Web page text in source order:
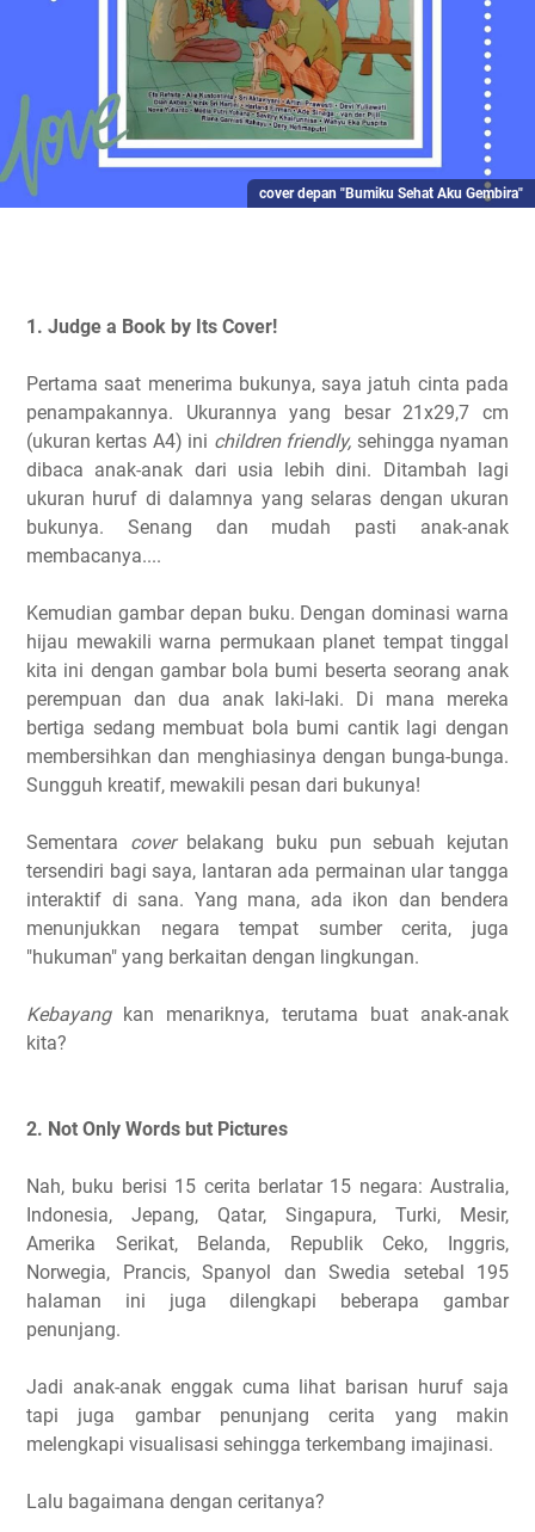
cover depan "Bumiku Sehat Aku Gembira"
1. Judge a Book by Its Cover!
Pertama saat menerima bukunya, saya jatuh cinta pada
penampakannya. Ukurannya yang besar 21x29,7 cm
(ukuran kertas A4) ini children friendly, sehingga nyaman
dibaca anak-anak dari usia lebih dini. Ditambah lagi
ukuran huruf di dalamnya yang selaras dengan ukuran
bukunya. Senang dan mudah pasti anak-anak
membacanya....
Kemudian gambar depan buku. Dengan dominasi warna
hijau mewakili warna permukaan planet tempat tinggal
kita ini dengan gambar bola bumi beserta seorang anak
perempuan dan dua anak laki-laki. Di mana mereka
bertiga sedang membuat bola bumi cantik lagi dengan
membersihkan dan menghiasinya dengan bunga-bunga.
Sungguh kreatif, mewakili pesan dari bukunya!
Sementara coverbelakang buku pun sebuah kejutan
tersendiri bagi saya, lantaran ada permainan ular tangga
interaktif di sana. Yang mana, ada ikon dan bendera
menunjukkan negara tempat sumber cerita, juga
"hukuman" yang berkaitan dengan lingkungan.
Kebayangkan menariknya, terutama buat anak-anak
kita?
2. Not Only Words but Pictures
Nah, buku berisi 15 cerita berlatar 15 negara: Australia,
Indonesia, Jepang, Qatar, Singapura, Turki, Mesir,
Amerika Serikat, Belanda, Republik Ceko, Inggris,
Norwegia, Prancis, Spanyol dan Swedia setebal 195
halaman ini juga dilengkapi beberapa gambar
penunjang.
Jadi anak-anak enggak cuma lihat barisan huruf saja
tapi juga gambar penunjang cerita yang makin
melengkapi visualisasi sehingga terkembang imajinasi.
Lalu bagaimana dengan ceritanya?